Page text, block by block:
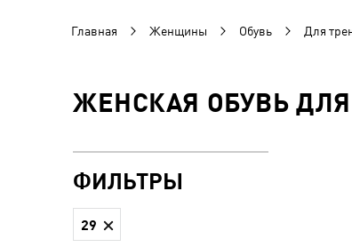
Главная Женщины Обувь Для
ЖЕНСКАЯ ОБУВЬ
ФИЛЬТРЫ
29